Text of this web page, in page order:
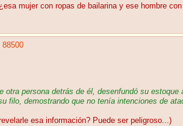
mujer con ropas de bailarina y ese hombre
88500
otra persona detrás de él, desenfundó su
filo, demostrando que no tenía intenciones de
esa información? Puede ser peligroso...)